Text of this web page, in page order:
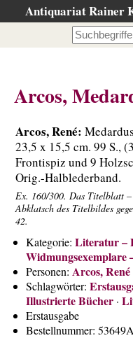
Antiquariat Rainer
…nach Beschreibung
…nach Schlagwort
…nach Person
Neuzugänge
…der letzten Wochen
…der letzten Tage
Gesamtbestand
Ankauf
Warenkorb
Über uns
Arcos,
Arcos, René:
23,5 x 15,5 cm. 99 S.,
Frontispiz und 9
Orig.-Halblederband.
Ex. 160/300. Das Titelblatt
Abklatsch des Titelbildes
42.
Kategorie: Literatur –
Widmungsexemplare
Personen: Arcos, René
Schlagwörter:
Illustrierte Bücher ·
Erstausgabe
Bestellnummer: